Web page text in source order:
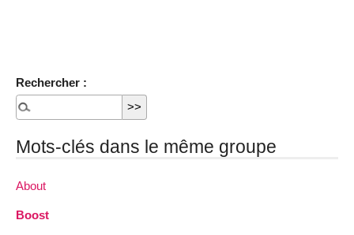
Rechercher :
Mots-clés dans le même groupe
About
Boost